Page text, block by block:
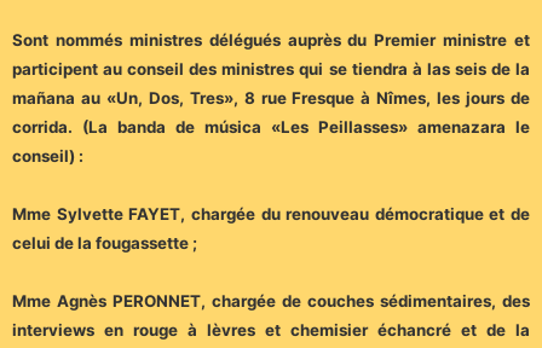
Sont nommés ministres délégués auprès du Premier ministre et
participent au conseil des ministres qui se tiendra à las seis de la
mañana au «Un, Dos, Tres», 8 rue Fresque à Nîmes, les jours de
corrida. (La banda de música «Les Peillasses» amenazara le
conseil) :
Mme Sylvette FAYET, chargée du renouveau démocratique et de
celui de la fougassette ;
Mme Agnès PERONNET, chargée de couches sédimentaires, des
interviews en rouge à lèvres et chemisier échancré et de la